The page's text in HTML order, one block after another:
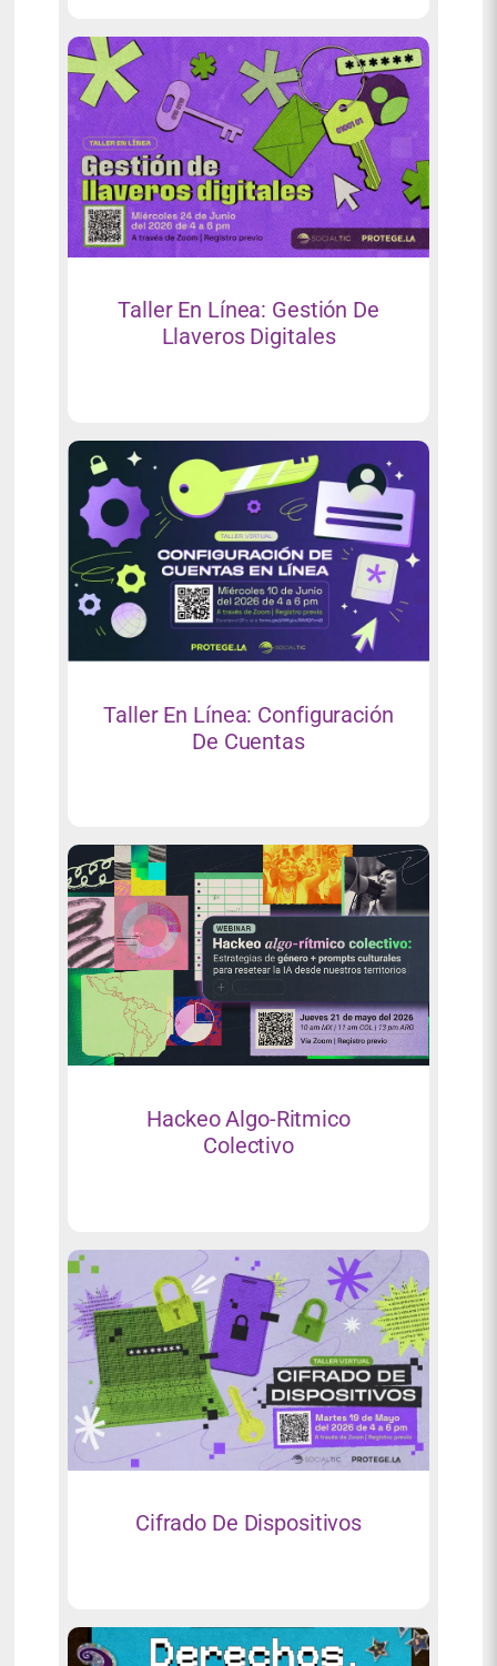
Taller En Línea: Gestión De
Llaveros Digitales
Taller En Línea: Configuración
De Cuentas
Hackeo Algo-Ritmico
Colectivo
Cifrado De Dispositivos